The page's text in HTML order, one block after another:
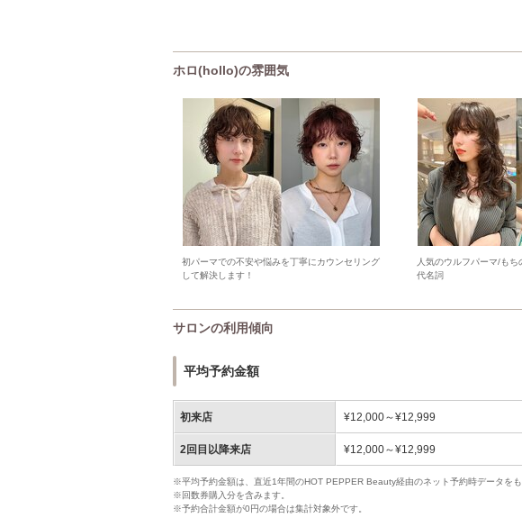
ホロ(hollo)の雰囲気
初パーマでの不安や悩みを丁寧にカウンセリング
して解決します！
人気のウルフパーマ/も
代名詞
サロンの利用傾向
平均予約金額
初来店 ¥12,000～¥12,999
2回目以降来店 ¥12,000～¥12,999
※平均予約金額は、直近1年間のHOT PEPPER Beauty経由のネット予約時データをも
※回数券購入分を含みます。
※予約合計金額が0円の場合は集計対象外です。